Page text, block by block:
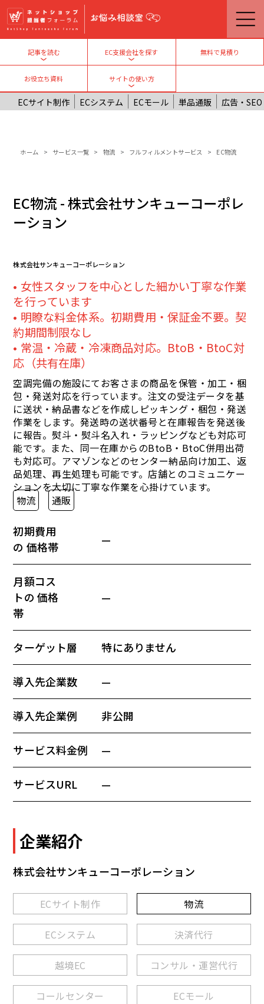
メインコンテンツに移動
記事を読む
Toggle submenu
EC支援会社を探す
Toggle submenu
無料で見積り
お役立ち資料
サイトの使い方
Toggle submenu
ECサイト制作 ECシステム ECモール 単品通販 広告・SEO
パンくず
ホーム サービス一覧 物流 フルフィルメントサービス EC物流
EC物流 - 株式会社サンキューコーポレ
ーション
株式会社サンキューコーポレーション
女性スタッフを中心とした細かい丁寧な作業
を行っています
明瞭な料金体系。初期費用・保証金不要。契
約期間制限なし
常温・冷蔵・冷凍商品対応。BtoB・BtoC対
応（共有在庫）
空調完備の施設にてお客さまの商品を保管・加工・梱
包・発送対応を行っています。注文の受注データを基
に送状・納品書などを作成しピッキング・梱包・発送
作業をします。発送時の送状番号と在庫報告を発送後
に報告。熨斗・熨斗名入れ・ラッピングなども対応可
能です。また、同一在庫からのBtoB・BtoC併用出荷
も対応可。アマゾンなどのセンター納品向け加工、返
品処理、再生処理も可能です。店舗とのコミュニケー
ションを大切に丁寧な作業を心掛けています。
物流
通販
初期費用
の 価格帯
—
月額コス
トの 価格
帯
—
ターゲット層 特にありません
導入先企業数 —
導入先企業例 非公開
サービス料金例 —
サービスURL —
企業紹介
株式会社サンキューコーポレーション
ECサイト制作 物流
ECシステム 決済代行
越境EC コンサル・運営代行
コールセンター ECモール